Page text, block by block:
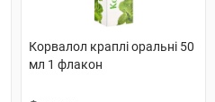
Корвалол краплі оральні 50
мл 1 флакон